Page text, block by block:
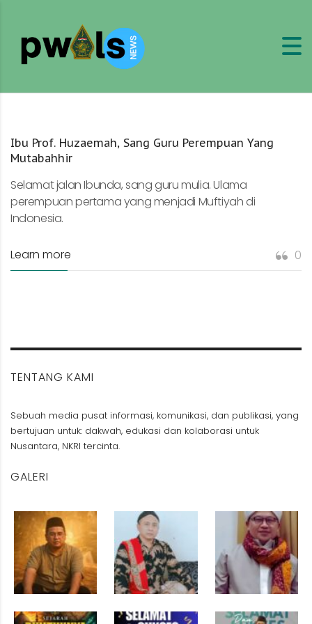
Ibu Prof. Huzaemah, Sang Guru Perempuan Yang
Mutabahhir
Selamat jalan Ibunda, sang guru mulia. Ulama
perempuan pertama yang menjadi Muftiyah di
Indonesia.
Learn more 0
TENTANG KAMI
Sebuah media pusat informasi, komunikasi, dan publikasi, yang
bertujuan untuk: dakwah, edukasi dan kolaborasi untuk
Nusantara, NKRI tercinta.
GALERI